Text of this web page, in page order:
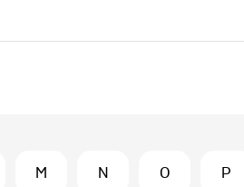
M N O P